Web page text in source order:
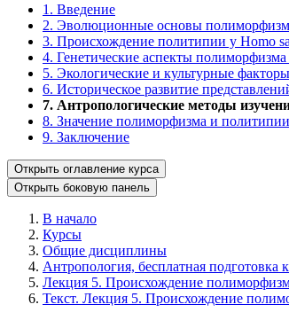
1. Введение
2. Эволюционные основы
3. Происхождение политипии у Homo
4. Генетические аспекты
5. Экологические и культурные факторы
6. Историческое развитие
7. Антропологические методы
8. Значение полиморфизма и
9. Заключение
Открыть оглавление курса
Открыть боковую панель
В начало
Курсы
Общие дисциплины
Антропология, бесплатная подготовка
Лекция 5. Происхождение
Текст. Лекция 5. Происхождение